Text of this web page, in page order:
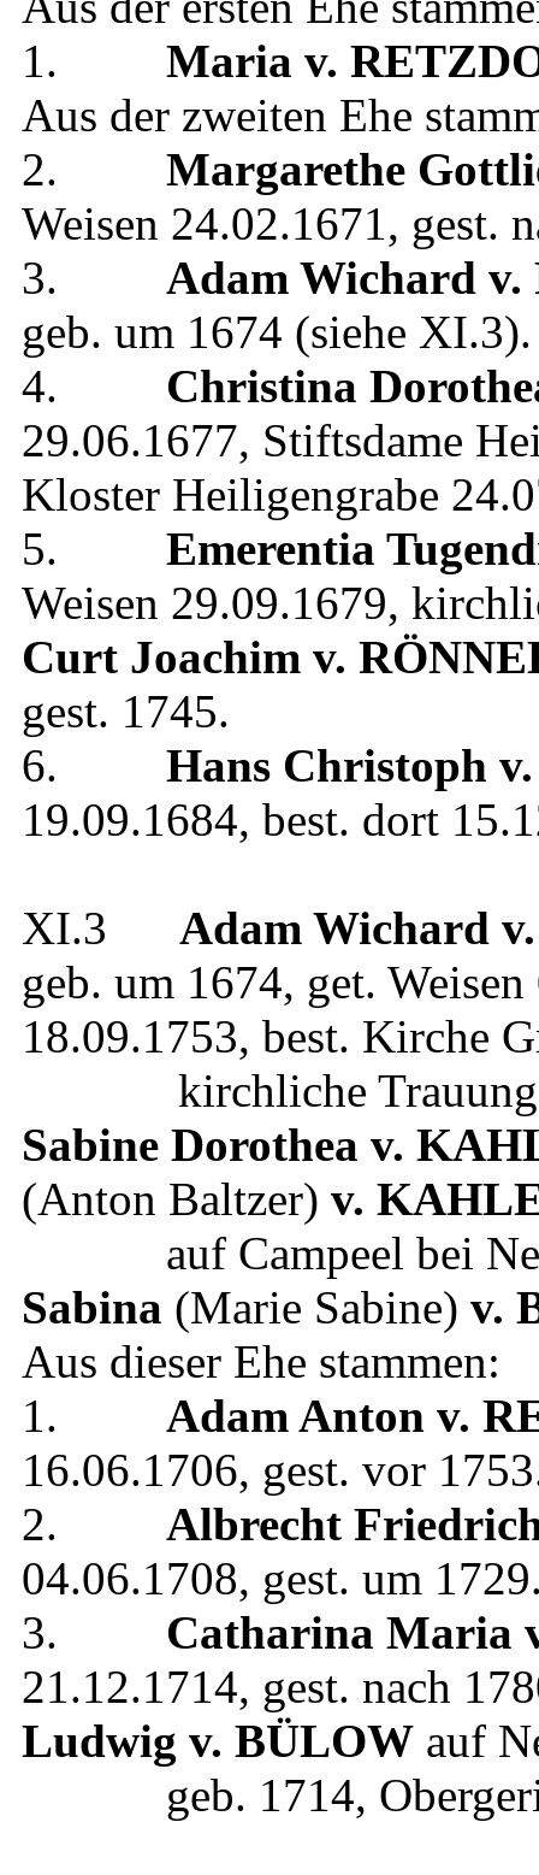
1. Maria v.
Aus der zweiten Ehe
2. Margarethe
Weisen 24.02.1671, gest.
3. Adam Wichard v.
geb. um 1674 (siehe XI.3).
4. Christina
29.06.1677, Stiftsdame
Kloster Heiligengrabe
5. Emerentia
Weisen 29.09.1679,
Curt Joachim v.
gest. 1745.
6. Hans Christoph
19.09.1684, best. dort
XI.3 Adam Wichard
geb. um 1674, get. Weisen
18.09.1753, best. Kirche
kirchliche
Sabine Dorothea v.
(Anton Baltzer) v.
auf Campeel bei
Sabina (Marie Sabine) v.
Aus dieser Ehe stammen:
1. Adam Anton v.
16.06.1706, gest. vor 1753
2. Albrecht
04.06.1708, gest. um 1729
3. Catharina Maria
21.12.1714, gest. nach
Ludwig v. BÜLOW auf
geb. 1714,